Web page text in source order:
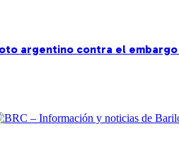
argentino contra el embargo